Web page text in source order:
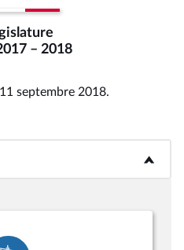
– 2018
septembre 2018.
b>